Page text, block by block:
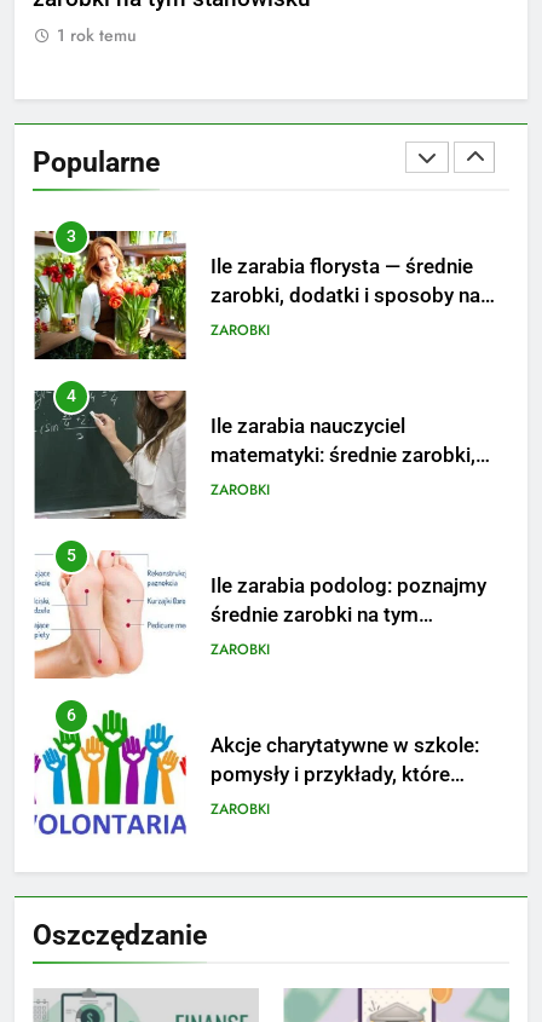
1 rok temu
Popularne
striptizera
ZAROBKI
poznaj średnie zarobki na tym
3
Ile zarabia florysta — średnie
zarobki, dodatki i sposoby na
podwyżkę
ZAROBKI
4
Ile zarabia nauczyciel
matematyki: średnie zarobki,
dodatki i perspektywy
ZAROBKI
5
Ile zarabia podolog: poznajmy
średnie zarobki na tym
stanowisku
ZAROBKI
6
Akcje charytatywne w szkole:
pomysły i przykłady, które
zainspirują
ZAROBKI
7
budżet
Oszczędzanie